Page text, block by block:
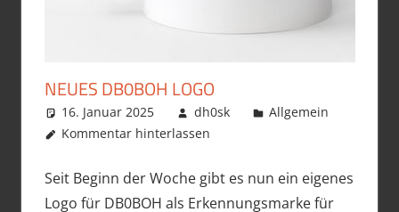
NEUES DB0BOH LOGO
16. Januar 2025 dh0sk
Allgemein
Kommentar hinterlassen
Seit Beginn der Woche gibt es nun ein eigenes
Logo für DB0BOH als Erkennungsmarke für